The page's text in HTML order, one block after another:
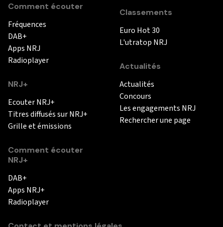
Comment écouter
Fréquences
DAB+
Apps NRJ
Radioplayer
NRJ+
Ecouter NRJ+
Titres diffusés sur NRJ+
Grille et émissions
Comment écouter
NRJ+
DAB+
Apps NRJ+
Radioplayer
Classements
Euro Hot 30
L'utratop NRJ
Actualités
Actualités
Concours
Les engagements NRJ
Rechercher une page